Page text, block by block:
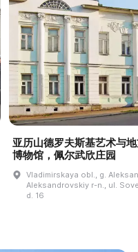
亚历山德罗夫斯基艺术与
博物馆，佩尔武欣庄园
Vladimirskaya obl., g.
Aleksandrovskiy r-n., ul.
d. 16